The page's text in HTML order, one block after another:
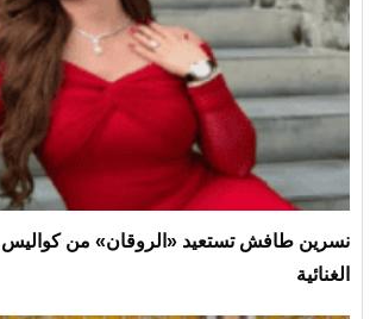
نسرين طافش تستعيد «الروقان» من كواليس
الغنائية